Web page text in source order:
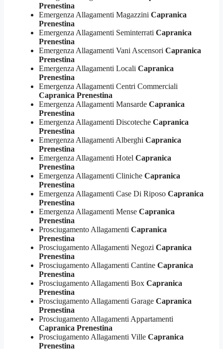
Prenestina
Emergenza Allagamenti Magazzini Capranica
Prenestina
Emergenza Allagamenti Seminterrati Capranica
Prenestina
Emergenza Allagamenti Vani Ascensori Capranica
Prenestina
Emergenza Allagamenti Locali Capranica
Prenestina
Emergenza Allagamenti Centri Commerciali
Capranica Prenestina
Emergenza Allagamenti Mansarde Capranica
Prenestina
Emergenza Allagamenti Discoteche Capranica
Prenestina
Emergenza Allagamenti Alberghi Capranica
Prenestina
Emergenza Allagamenti Hotel Capranica
Prenestina
Emergenza Allagamenti Cliniche Capranica
Prenestina
Emergenza Allagamenti Case Di Riposo Capranica
Prenestina
Emergenza Allagamenti Mense Capranica
Prenestina
Prosciugamento Allagamenti Capranica
Prenestina
Prosciugamento Allagamenti Negozi Capranica
Prenestina
Prosciugamento Allagamenti Cantine Capranica
Prenestina
Prosciugamento Allagamenti Box Capranica
Prenestina
Prosciugamento Allagamenti Garage Capranica
Prenestina
Prosciugamento Allagamenti Appartamenti
Capranica Prenestina
Prosciugamento Allagamenti Ville Capranica
Prenestina